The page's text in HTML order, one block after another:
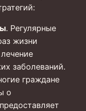
. Регулярные
жизни
заболеваний.
граждане
о